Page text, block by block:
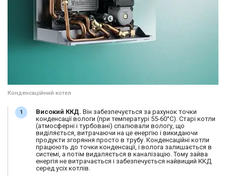
Конденсаційний котел
Високий ККД. Він забезпечується за рахунок точки
конденсації вологи (при температурі 55-60°C). Старі котли
(атмосферні і турбовані) спалювали вологу, що
виділяється, витрачаючи на це енергію і викидаючи
продукти згоряння просто в трубу. Конденсаційні котли
працюють до точки конденсації, і волога залишається в
системі, а потім видаляється в каналізацію. Тому зайва
енергія не витрачається і забезпечується найвищий ККД
серед усіх котлів.